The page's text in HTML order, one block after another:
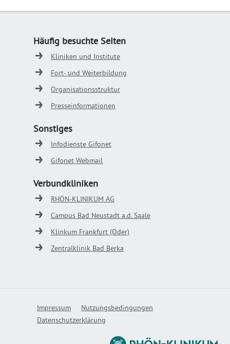
Häufig besuchte Seiten
Kliniken und Institute
Fort- und Weiterbildung
Organisationsstruktur
Presseinformationen
Sonstiges
Infodienste Gifonet
Gifonet Webmail
Verbundkliniken
RHÖN-KLINIKUM AG
Campus Bad Neustadt a.d. Saale
Klinkum Frankfurt (Oder)
Zentralklinik Bad Berka
Impressum
Nutzungsbedingungen
Datenschutzerklärung